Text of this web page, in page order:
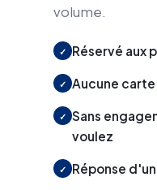
volume.
✓ Réservé aux
✓ Aucune
✓ Sans
voulez
✓ Réponse